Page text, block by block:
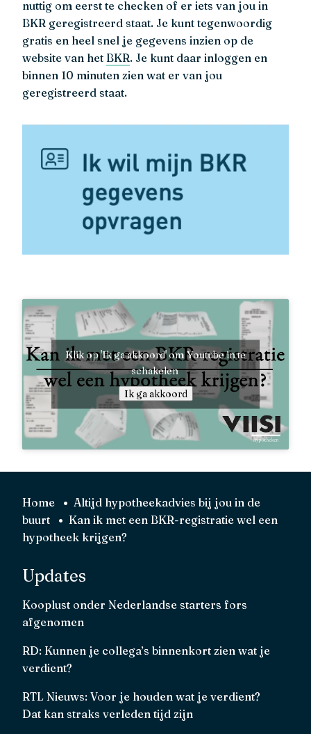
nuttig om eerst te checken of er iets van jou in
BKR geregistreerd staat. Je kunt tegenwoordig
gratis en heel snel je gegevens inzien op de
website van het BKR. Je kunt daar inloggen en
binnen 10 minuten zien wat er van jou
geregistreerd staat.
Klik op 'Ik ga akkoord' om Youtube in te
schakelen
Ik ga akkoord
Home
Altijd hypotheekadvies bij jou in de
buurt
Kan ik met een BKR-registratie wel een
hypotheek krijgen?
Updates
Kooplust onder Nederlandse starters fors
afgenomen
RD: Kunnen je collega’s binnenkort zien wat je
verdient?
RTL Nieuws: Voor je houden wat je verdient?
Dat kan straks verleden tijd zijn